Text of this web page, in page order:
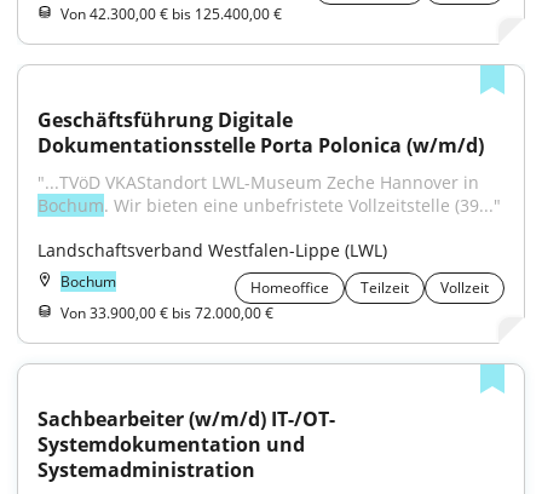
Von 42.300,00 € bis 125.400,00 €
Geschäftsführung Digitale
Dokumentationsstelle Porta Polonica (w/m/d)
Bochum. Wir bieten eine unbefristete Vollzeitstelle (39..."
Landschaftsverband Westfalen-Lippe (LWL)
Bochum Homeoffice Teilzeit
Vollzeit
Von 33.900,00 € bis 72.000,00 €
Sachbearbeiter (w/m/d) IT-/OT-
Systemdokumentation und
Systemadministration